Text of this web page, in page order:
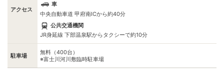
アクセス
車
中央自動車道 甲府南ICから約40分
公共交通機関
JR身延線 下部温泉駅からタクシーで約10分
駐車場
無料（400台）
※富士川河川敷臨時駐車場